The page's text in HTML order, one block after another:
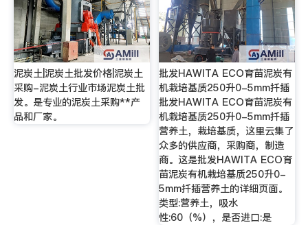
泥炭土|泥炭土批发价格|泥炭土
采购-泥炭土行业市场泥炭土批
发。是专业的泥炭土采购**产
品和厂家。
批发HAWITA ECO育苗泥炭有
机栽培基质250升0-5mm扦插
批发HAWITA ECO育苗泥炭有
机栽培基质250升0-5mm扦插
营养土，栽培基质，这里云集了
众多的供应商，采购商，制造
商。这是批发HAWITA ECO育
苗泥炭有机栽培基质250升0-
5mm扦插营养土的详细页面。
类型:营养土，吸水
性:60（%），是否进口:是